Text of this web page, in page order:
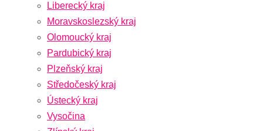
Liberecký kraj
Moravskoslezský kraj
Olomoucký kraj
Pardubický kraj
Plzeňský kraj
Středočeský kraj
Ústecký kraj
Vysočina